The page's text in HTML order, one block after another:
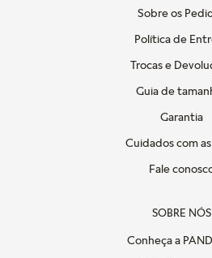
Sobre os
Política de
Trocas e
Guia de
Garantia
Cuidados com as
Fale
SOBRE NÓS
Conheça a